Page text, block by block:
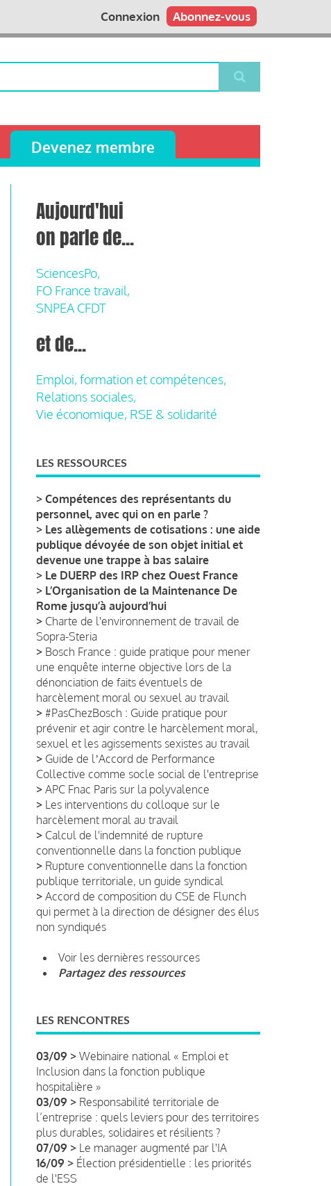
Abonnez-vous
Connexion
Devenez membre
Aujourd'hui
on parle de...
SciencesPo,
FO France travail,
SNPEA CFDT
et de...
Emploi, formation et compétences,
Relations sociales,
Vie économique, RSE & solidarité
LES RESSOURCES
> Compétences des représentants du
personnel, avec qui on en parle ?
> Les allègements de cotisations : une aide
publique dévoyée de son objet initial et
devenue une trappe à bas salaire
> Le DUERP des IRP chez Ouest France
> L’Organisation de la Maintenance De
Rome jusqu’à aujourd’hui
> Charte de l'environnement de travail de
Sopra-Steria
> Bosch France : guide pratique pour mener
une enquête interne objective lors de la
dénonciation de faits éventuels de
harcèlement moral ou sexuel au travail
> #PasChezBosch : Guide pratique pour
prévenir et agir contre le harcèlement moral,
sexuel et les agissements sexistes au travail
> Guide de lʼAccord de Performance
Collective comme socle social de l'entreprise
> APC Fnac Paris sur la polyvalence
> Les interventions du colloque sur le
harcèlement moral au travail
> Calcul de l'indemnité de rupture
conventionnelle dans la fonction publique
> Rupture conventionnelle dans la fonction
publique territoriale, un guide syndical
> Accord de composition du CSE de Flunch
qui permet à la direction de désigner des élus
non syndiqués
Voir les dernières ressources
Partagez des ressources
LES RENCONTRES
03/09 > Webinaire national « Emploi et
Inclusion dans la fonction publique
hospitalière »
03/09 > Responsabilité territoriale de
l’entreprise : quels leviers pour des territoires
plus durables, solidaires et résilients ?
07/09 > Le manager augmenté par l'IA
16/09 > Élection présidentielle : les priorités
de l'ESS